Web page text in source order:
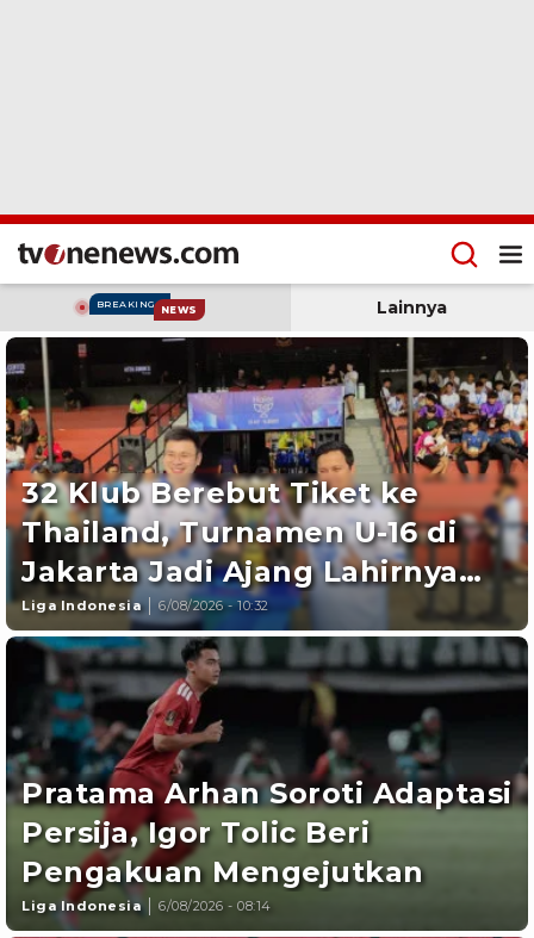
BREAKING NEWS Lainnya
32 Klub Berebut Tiket ke
Thailand, Turnamen U-16 di
Jakarta Jadi Ajang Lahirnya
Calon Bintang Timnas
Indonesia
Liga Indonesia 6/08/2026 - 10:32
Pratama Arhan Soroti Adaptasi
Persija, Igor Tolic Beri
Pengakuan Mengejutkan
Liga Indonesia 6/08/2026 - 08:14